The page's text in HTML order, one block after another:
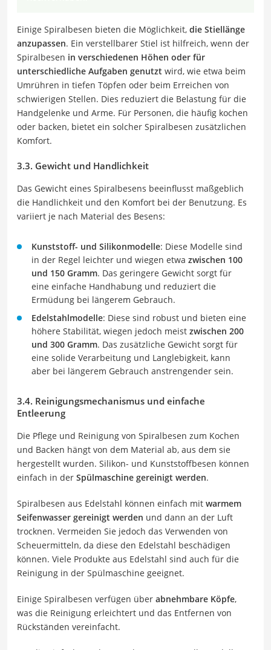
Einige Spiralbesen bieten die Möglichkeit, die Stiellänge
anzupassen. Ein verstellbarer Stiel ist hilfreich, wenn der
Spiralbesen in verschiedenen Höhen oder für
unterschiedliche Aufgaben genutzt wird, wie etwa beim
Umrühren in tiefen Töpfen oder beim Erreichen von
schwierigen Stellen. Dies reduziert die Belastung für die
Handgelenke und Arme. Für Personen, die häufig kochen
oder backen, bietet ein solcher Spiralbesen zusätzlichen
Komfort.
3.3. Gewicht und Handlichkeit
Das Gewicht eines Spiralbesens beeinflusst maßgeblich
die Handlichkeit und den Komfort bei der Benutzung. Es
variiert je nach Material des Besens:
Kunststoff- und Silikonmodelle: Diese Modelle sind
in der Regel leichter und wiegen etwa zwischen 100
und 150 Gramm. Das geringere Gewicht sorgt für
eine einfache Handhabung und reduziert die
Ermüdung bei längerem Gebrauch.
Edelstahlmodelle: Diese sind robust und bieten eine
höhere Stabilität, wiegen jedoch meist zwischen 200
und 300 Gramm. Das zusätzliche Gewicht sorgt für
eine solide Verarbeitung und Langlebigkeit, kann
aber bei längerem Gebrauch anstrengender sein.
3.4. Reinigungsmechanismus und einfache
Entleerung
Die Pflege und Reinigung von Spiralbesen zum Kochen
und Backen hängt von dem Material ab, aus dem sie
hergestellt wurden. Silikon- und Kunststoffbesen können
einfach in der Spülmaschine gereinigt werden.
Spiralbesen aus Edelstahl können einfach mit warmem
Seifenwasser gereinigt werden und dann an der Luft
trocknen. Vermeiden Sie jedoch das Verwenden von
Scheuermitteln, da diese den Edelstahl beschädigen
können. Viele Produkte aus Edelstahl sind auch für die
Reinigung in der Spülmaschine geeignet.
Einige Spiralbesen verfügen über abnehmbare Köpfe,
was die Reinigung erleichtert und das Entfernen von
Rückständen vereinfacht.